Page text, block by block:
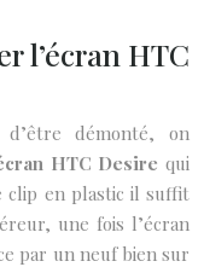
l’écran HTC
démonté, on
HTC Desire qui
clip en plastic il suffit
une fois l’écran
par un neuf bien sur